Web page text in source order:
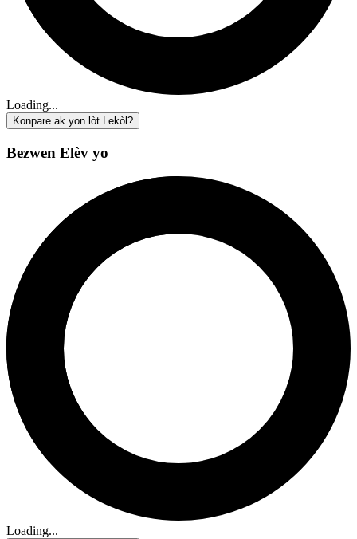
Loading...
Konpare ak yon lòt Lekòl?
Bezwen Elèv yo
Loading...